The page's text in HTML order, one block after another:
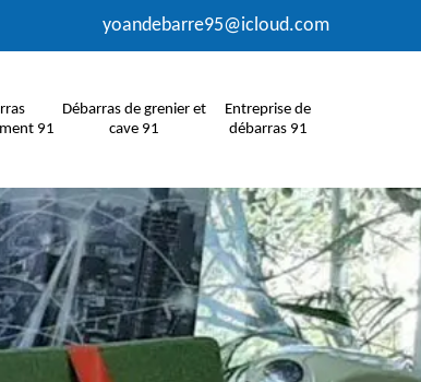
yoandebarre95@icloud.com
91
Débarras de grenier et
cave 91
Entreprise de
débarras 91